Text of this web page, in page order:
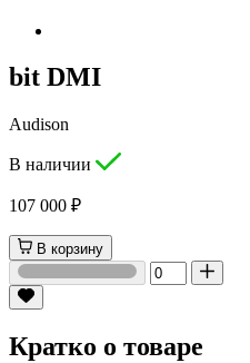
bit DMI
Audison
В наличии
107 000 ₽
В корзину
Кратко о товаре